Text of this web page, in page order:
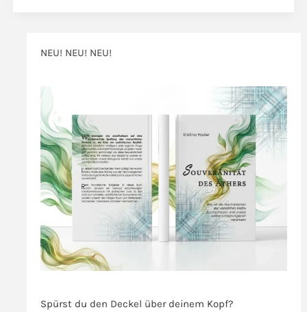
SpielNEU! NEU! NEU!
Spürst du den Deckel über deinem Kopf?